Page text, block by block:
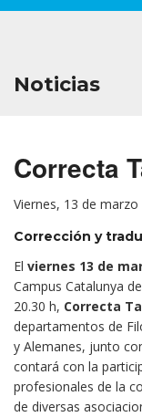
Noticias
Correcta
Viernes, 13 de marzo
Corrección y
El viernes 13 de
Campus Catalunya
20.30 h, Correcta
departamentos de
y Alemanes, junto
contará con la
profesionales de la
de diversas